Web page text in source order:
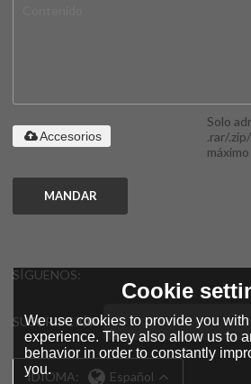
Solo
.rar/
Accesorios
MANDAR
SÍGUENOS:
SUSCRIPCIÓN
IDIOMA: Español
Cookie
We use cookies to provide you
experience. They also allow us to
behavior in order to constantly
you.